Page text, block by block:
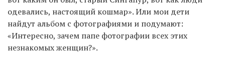
одевались, настоящий кошмар». Или мои дети
найдут альбом с фотографиями и подумают:
«Интересно, зачем папе фотографии всех этих
незнакомых женщин?».